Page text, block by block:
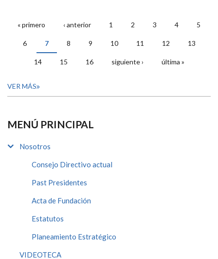
PÁGINAS
« primero ‹ anterior 1 2 3 4 5
6 7 8 9 10 11 12 13
14 15 16 siguiente › última »
VER MÁS
MENÚ PRINCIPAL
Nosotros
Consejo Directivo actual
Past Presidentes
Acta de Fundación
Estatutos
Planeamiento Estratégico
VIDEOTECA